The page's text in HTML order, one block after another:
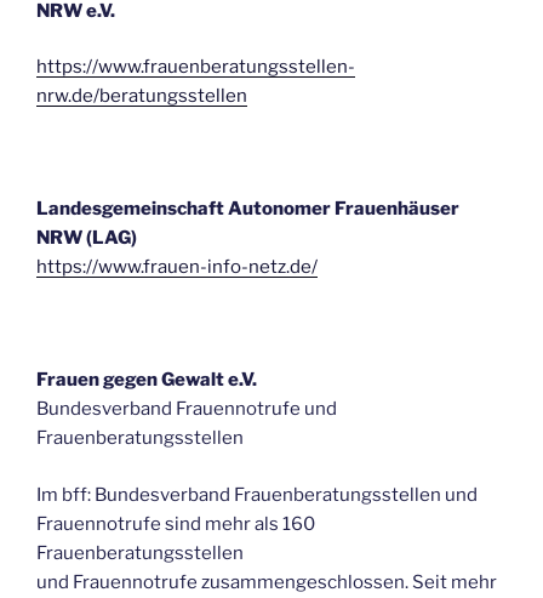
NRW e.V.
https://www.frauenberatungsstellen-
nrw.de/beratungsstellen
Landesgemeinschaft Autonomer Frauenhäuser
NRW (LAG)
https://www.frauen-info-netz.de/
Frauen gegen Gewalt e.V.
Bundesverband Frauennotrufe und
Frauenberatungsstellen
Im bff: Bundesverband Frauenberatungsstellen und
Frauennotrufe sind mehr als 160
Frauenberatungsstellen
und Frauennotrufe zusammengeschlossen. Seit mehr